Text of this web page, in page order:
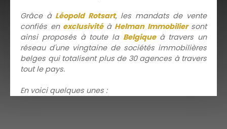
Grâce à Léopold Rotsart, les mandats de vente
confiés en exclusivité à Helman Immobiliersont
ainsi proposés à toute la Belgique à travers un
réseau d'une vingtaine de sociétés immobilières
belges qui totalisent plus de 30 agences à travers
tout le pays.
En voici quelques unes :